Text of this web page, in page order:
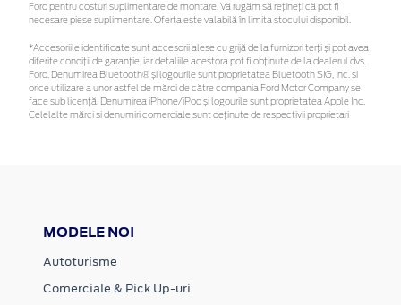
Ford pentru costuri suplimentare de montare. Vă rugăm să rețineți că pot fi
necesare piese suplimentare. Oferta este valabilă în limita stocului disponibil.
*Accesoriile identificate sunt accesorii alese cu grijă de la furnizori terți și pot avea
diferite condiții de garanție, iar detaliile acestora pot fi obținute de la dealerul dvs.
Ford. Denumirea Bluetooth® și logourile sunt proprietatea Bluetooth SIG, Inc. și
orice utilizare a unor astfel de mărci de către compania Ford Motor Company se
face sub licență. Denumirea iPhone/iPod și logourile sunt proprietatea Apple Inc.
Celelalte mărci și denumiri comerciale sunt deținute de respectivii proprietari
MODELE NOI
Autoturisme
Comerciale & Pick Up-uri